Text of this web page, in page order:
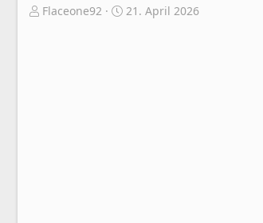
E
Flaceone92
E
21. April 2026